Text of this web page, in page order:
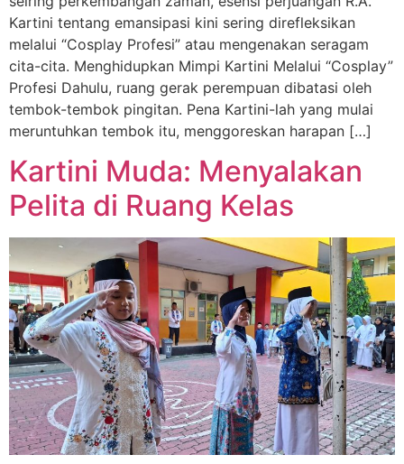
Kartini tentang emansipasi kini sering direfleksikan
melalui “Cosplay Profesi” atau mengenakan seragam
cita-cita. Menghidupkan Mimpi Kartini Melalui “Cosplay”
Profesi Dahulu, ruang gerak perempuan dibatasi oleh
tembok-tembok pingitan. Pena Kartini-lah yang mulai
meruntuhkan tembok itu, menggoreskan harapan […]
Kartini Muda: Menyalakan
Pelita di Ruang Kelas